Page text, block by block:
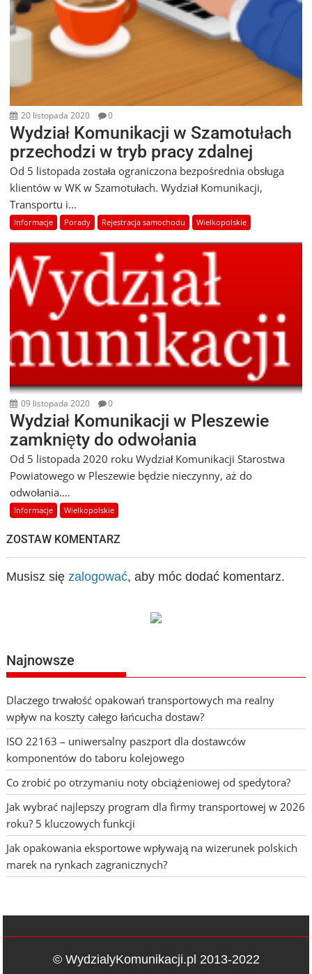
20 listopada 2020 0
Wydział Komunikacji w Szamotułach
przechodzi w tryb pracy zdalnej
Od 5 listopada została ograniczona bezpośrednia obsługa
klientów w WK w Szamotułach. Wydział Komunikacji,
Transportu i...
Informacje Porady Rejestracja samochodu Wielkopolskie
09 listopada 2020 0
Wydział Komunikacji w Pleszewie
zamknięty do odwołania
Od 5 listopada 2020 roku Wydział Komunikacji Starostwa
Powiatowego w Pleszewie będzie nieczynny, aż do
odwołania....
Informacje Wielkopolskie
ZOSTAW KOMENTARZ
Musisz sięzalogować, aby móc dodać komentarz.
Najnowsze
Dlaczego trwałość opakowań transportowych ma realny
wpływ na koszty całego łańcucha dostaw?
ISO 22163 – uniwersalny paszport dla dostawców
komponentów do taboru kolejowego
Co zrobić po otrzymaniu noty obciążeniowej od spedytora?
Jak wybrać najlepszy program dla firmy transportowej w 2026
roku? 5 kluczowych funkcji
Jak opakowania eksportowe wpływają na wizerunek polskich
marek na rynkach zagranicznych?
© WydzialyKomunikacji.pl 2013-2022